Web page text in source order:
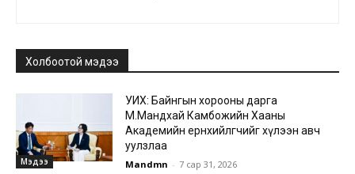
Холбоотой мэдээ
Мэдээ
УИХ: Байнгын хорооны дарга
М.Мандхай Камбожийн Хааны
Академийн ерөнхийлөгчийг хүлээн авч
уулзлаа
Mandmn - 7 сар 31, 2026